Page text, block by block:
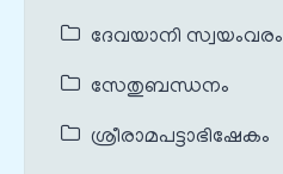
ദേവയാനി സ്വയംവരം
സേതുബന്ധനം
ശ്രീരാമപട്ടാഭിഷേകം